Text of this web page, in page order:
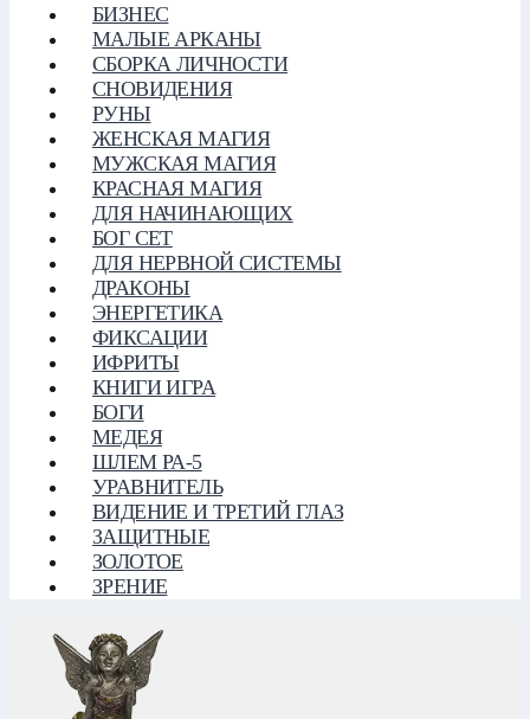
БИЗНЕС
МАЛЫЕ АРКАНЫ
СБОРКА ЛИЧНОСТИ
СНОВИДЕНИЯ
РУНЫ
ЖЕНСКАЯ МАГИЯ
МУЖСКАЯ МАГИЯ
КРАСНАЯ МАГИЯ
ДЛЯ НАЧИНАЮЩИХ
БОГ СЕТ
ДЛЯ НЕРВНОЙ СИСТЕМЫ
ДРАКОНЫ
ЭНЕРГЕТИКА
ФИКСАЦИИ
ИФРИТЫ
КНИГИ ИГРА
БОГИ
МЕДЕЯ
ШЛЕМ РА-5
УРАВНИТЕЛЬ
ВИДЕНИЕ И ТРЕТИЙ ГЛАЗ
ЗАЩИТНЫЕ
ЗОЛОТОЕ
ЗРЕНИЕ